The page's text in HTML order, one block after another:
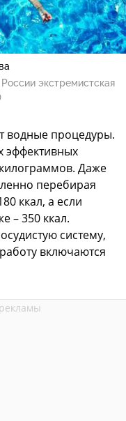
экстремистская
водные процедуры.
эффективных
Даже
перебирая
ккал, а если
– 350 ккал.
систему,
включаются